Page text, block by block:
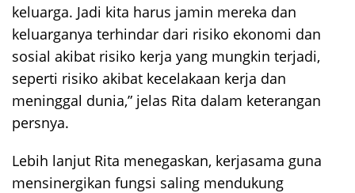
keluarga. Jadi kita harus jamin mereka dan
keluarganya terhindar dari risiko ekonomi dan
sosial akibat risiko kerja yang mungkin terjadi,
seperti risiko akibat kecelakaan kerja dan
meninggal dunia,” jelas Rita dalam keterangan
persnya.
Lebih lanjut Rita menegaskan, kerjasama guna
mensinergikan fungsi saling mendukung